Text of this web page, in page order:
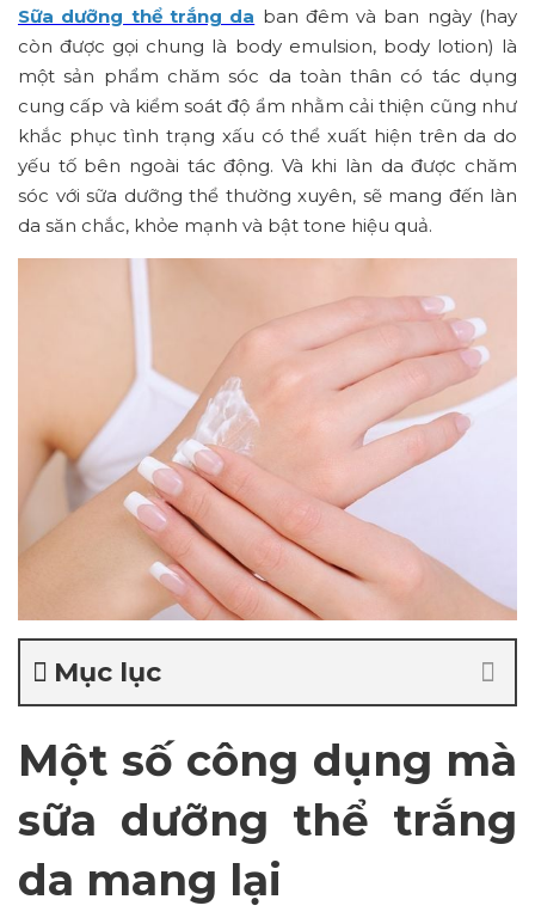
Sữa dưỡng thể trắng da ban đêm và ban ngày (hay
còn được gọi chung là body emulsion, body lotion) là
một sản phẩm chăm sóc da toàn thân có tác dụng
cung cấp và kiểm soát độ ẩm nhằm cải thiện cũng như
khắc phục tình trạng xấu có thể xuất hiện trên da do
yếu tố bên ngoài tác động. Và khi làn da được chăm
sóc với sữa dưỡng thể thường xuyên, sẽ mang đến làn
da săn chắc, khỏe mạnh và bật tone hiệu quả.
Mục lục
Một số công dụng mà
sữa dưỡng thể trắng
da mang lại